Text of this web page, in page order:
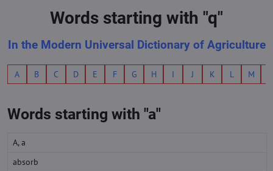
Words starting with "q"
In the Modern Universal Dictionary of Agriculture
A B C D E F G H I J K L M
Words starting with "a"
A, a
absorb